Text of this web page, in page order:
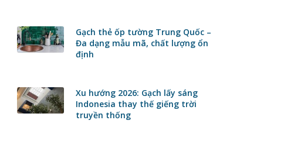
Gạch thẻ ốp tường Trung Quốc –
Đa dạng mẫu mã, chất lượng ổn
định
Xu hướng 2026: Gạch lấy sáng
Indonesia thay thế giếng trời
truyền thống